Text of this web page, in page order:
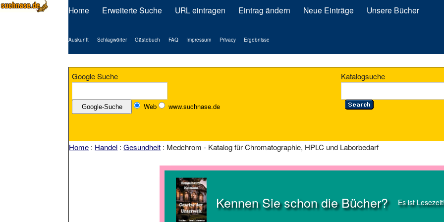
Home Erweiterte Suche URL eintragen Eintrag ändern Neue Einträge Unsere Bücher
Auskunft Schlagwörter Gästebuch FAQ Impressum Privacy Ergebnisse
Google Suche
Web www.suchnase.de
Katalogsuche
Home : Handel :Gesundheit : Medchrom - Katalog für Chromatographie, HPLC und Laborbedarf
Kennen Sie schon die Bücher? Es ist